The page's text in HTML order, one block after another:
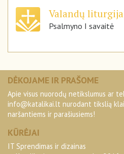
Valandų liturgija
Psalmyno I savaitė
DĖKOJAME IR PRAŠOME
Apie visus nuorodų netikslumus ar
info@katalikai.lt nurodant tikslią
naršantiems ir parašiusiems!
KŪRĖJAI
IT Sprendimas ir dizainas